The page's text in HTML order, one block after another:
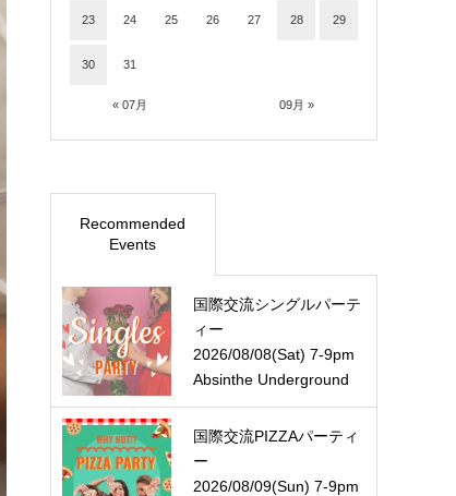
« 07月 09月 »
23 24 25 26 27 28 29
30 31
Recommended
Events
国際交流シングルパーテ
ィー
2026/08/08(Sat) 7-9pm
Absinthe Underground
国際交流PIZZAパーティ
ー
2026/08/09(Sun) 7-9pm